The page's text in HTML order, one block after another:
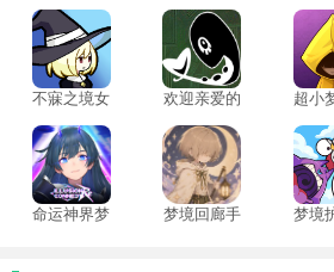
幻的体验。梦境题材游戏手机版下载带着意识空间
索过程中不断发现隐藏秘密。
不寐之境女
机版
欢迎亲爱的
超小
命运神界梦
梦境回廊手
梦境